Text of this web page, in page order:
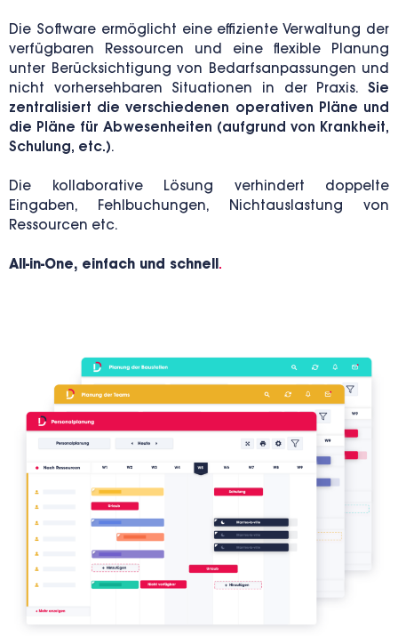
Die Software ermöglicht eine effiziente Verwaltung der
verfügbaren Ressourcen und eine flexible Planung
unter Berücksichtigung von Bedarfsanpassungen und
nicht vorhersehbaren Situationen in der Praxis. Sie
zentralisiert die verschiedenen operativen Pläne und
die Pläne für Abwesenheiten (aufgrund von Krankheit,
Schulung, etc.).
Die kollaborative Lösung verhindert doppelte
Eingaben, Fehlbuchungen, Nichtauslastung von
Ressourcen etc.
All-in-One, einfach und schnell.